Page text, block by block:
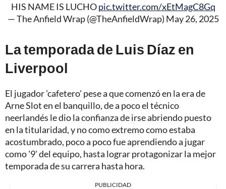
HIS NAME IS LUCHOpic.twitter.com/xEtMagC8Gq
— The Anfield Wrap (@TheAnfieldWrap) May 26, 2025
La temporada de Luis Díaz en
Liverpool
El jugador 'cafetero' pese a que comenzó en la era de
Arne Slot en el banquillo, de a poco el técnico
neerlandés le dio la confianza de irse abriendo puesto
en la titularidad, y no como extremo como estaba
acostumbrado, poco a poco fue aprendiendo a jugar
como '9' del equipo, hasta lograr protagonizar la mejor
temporada de su carrera hasta hora.
PUBLICIDAD